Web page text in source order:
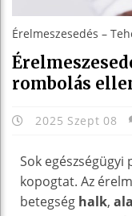
Érelmeszesedés –
rombolás
2025 Szept 08
Sok
kopogtat. Az
betegség halk,